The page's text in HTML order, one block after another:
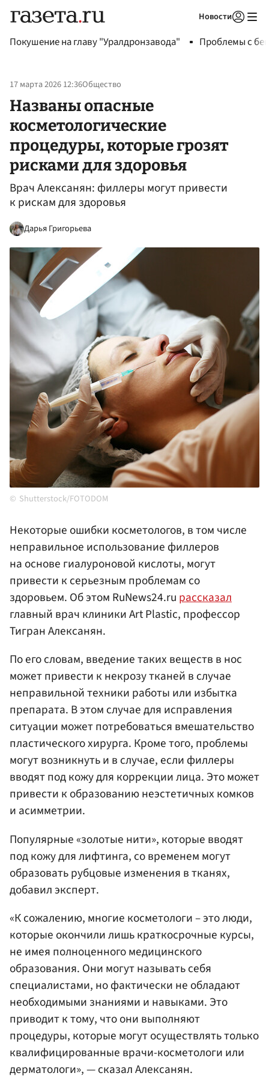
Новости
Покушение на главу "Уралдронзавода" Проблемы с
17 марта 2026 12:36Общество
Названы опасные
косметологические
процедуры, которые грозят
рисками для здоровья
Врач Алексанян: филлеры могут привести
к рискам для здоровья
Дарья Григорьева
Shutterstock/FOTODOM
Некоторые ошибки косметологов, в том числе
неправильное использование филлеров
на основе гиалуроновой кислоты, могут
привести к серьезным проблемам со
здоровьем. Об этом RuNews24.ru рассказал
главный врач клиники Art Plastic, профессор
Тигран Алексанян.
По его словам, введение таких веществ в нос
может привести к некрозу тканей в случае
неправильной техники работы или избытка
препарата. В этом случае для исправления
ситуации может потребоваться вмешательство
пластического хирурга. Кроме того, проблемы
могут возникнуть и в случае, если филлеры
вводят под кожу для коррекции лица. Это может
привести к образованию неэстетичных комков
и асимметрии.
Популярные «золотые нити», которые вводят
под кожу для лифтинга, со временем могут
образовать рубцовые изменения в тканях,
добавил эксперт.
«К сожалению, многие косметологи – это люди,
которые окончили лишь краткосрочные курсы,
не имея полноценного медицинского
образования. Они могут называть себя
специалистами, но фактически не обладают
необходимыми знаниями и навыками. Это
приводит к тому, что они выполняют
процедуры, которые могут осуществлять только
квалифицированные врачи-косметологи или
дерматологи», — сказал Алексанян.